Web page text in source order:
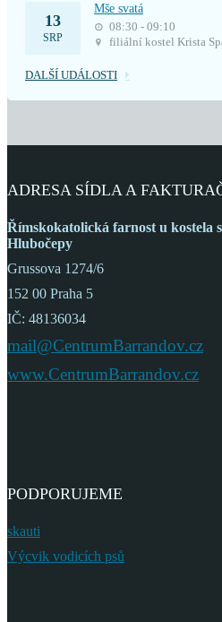
13
SRP
Mše svatá
08:30 - 09:10
filiální kostel Krista
DALŠÍ UDÁLOSTI
ADRESA SÍDLA A
Římskokatolická farnost u kostela
Hlubočepy
Grussova 1274/6
152 00 Praha 5
IČ: 48136034
mail@CentrumBarrandov.cz
www.CentrumBarrandov.cz
PODPORUJEME
skauti
Výcvik vodicích psů